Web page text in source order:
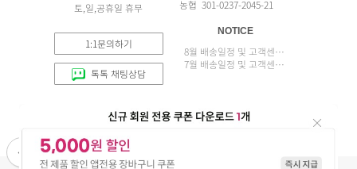
토,일,공휴일 휴무
1:1문의하기
톡톡 채팅상담
농협 301-0237-2045-21
NOTICE
8월 배송일정 및 고객센터 업무 안내
7월 배송일정 및 고객센터 업무 안내
APP 설치